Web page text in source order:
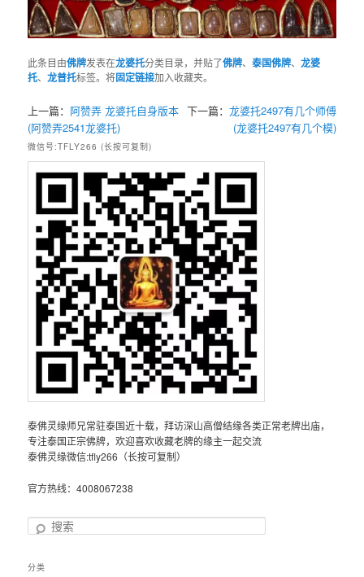
此条目由佛牌发表在龙婆托分类目录，并贴了佛牌、泰国佛牌、龙婆
托、龙普托标签。将固定链接加入收藏夹。
上一篇： 阿赞弄 龙婆托自身版本
(阿赞弄2541龙婆托)
下一篇： 龙婆托2497有几个师傅
(龙婆托2497有几个模)
微信号:TFLY266 (长按可复制)
泰佛灵缘师兄常驻泰国近十载，拜访深山高僧结缘各类正常老牌出庙，
专注泰国正宗佛牌，欢迎喜欢收藏老牌的缘主一起交流
泰佛灵缘微信:tfly266（长按可复制）
官方热线：4008067238
搜
分类